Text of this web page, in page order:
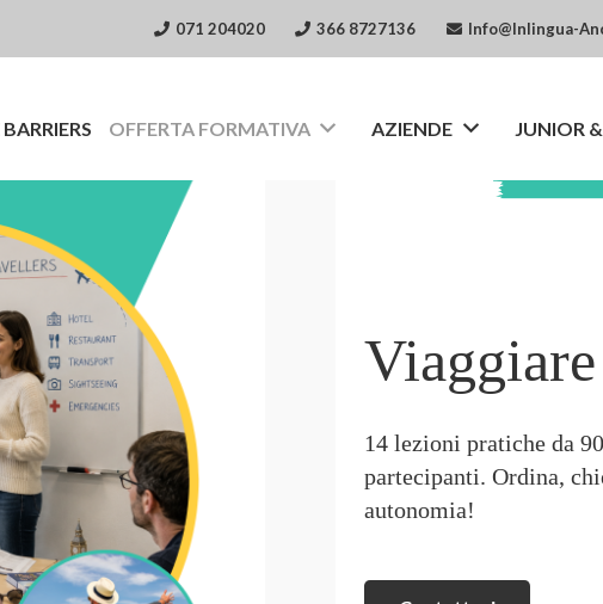
071 204020 366 8727136 Info@inlingua-
OFFERTA FORMATIVA AZIENDE JUNIOR
14 lezioni pratiche da
partecipanti. Ordina,
autonomia!